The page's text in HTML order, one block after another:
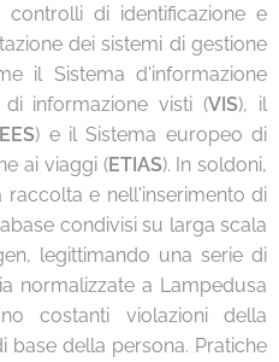
controlli di identificazione e
dei sistemi di gestione
il Sistema d'informazione
informazione visti (VIS), il
EES) e il Sistema europeo di
ai viaggi (ETIAS). In soldoni,
e nell'inserimento di
condivisi su larga scala
legittimando una serie di
normalizzate a Lampedusa
costanti violazioni della
base della persona. Pratiche